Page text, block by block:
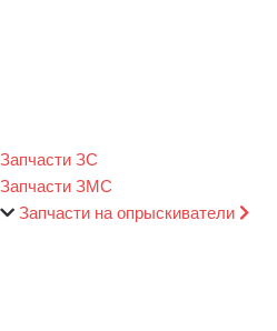
Запчасти ЗС
Запчасти ЗМС
Запчасти на опрыскиватели